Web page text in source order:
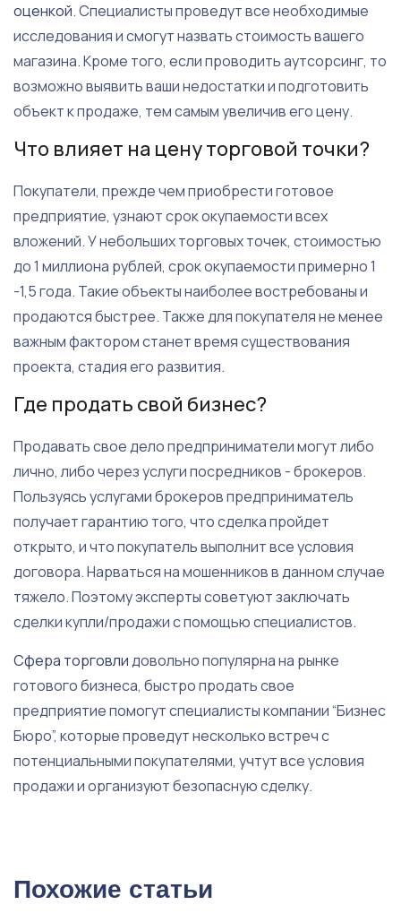
оценкой. Специалисты проведут все необходимые
исследования и смогут назвать стоимость вашего
магазина. Кроме того, если проводить аутсорсинг, то
возможно выявить ваши недостатки и подготовить
объект к продаже, тем самым увеличив его цену.
Что влияет на цену торговой точки?
Покупатели, прежде чем приобрести готовое
предприятие, узнают срок окупаемости всех
вложений. У небольших торговых точек, стоимостью
до 1 миллиона рублей, срок окупаемости примерно 1
-1,5 года. Такие объекты наиболее востребованы и
продаются быстрее. Также для покупателя не менее
важным фактором станет время существования
проекта, стадия его развития.
Где продать свой бизнес?
Продавать свое дело предприниматели могут либо
лично, либо через услуги посредников - брокеров.
Пользуясь услугами брокеров предприниматель
получает гарантию того, что сделка пройдет
открыто, и что покупатель выполнит все условия
договора. Нарваться на мошенников в данном случае
тяжело. Поэтому эксперты советуют заключать
сделки купли/продажи с помощью специалистов.
Сфера торговлидовольно популярна на рынке
готового бизнеса, быстро продать свое
предприятие помогут специалисты компании “Бизнес
Бюро”, которые проведут несколько встреч с
потенциальными покупателями, учтут все условия
продажи и организуют безопасную сделку.
Похожие статьи